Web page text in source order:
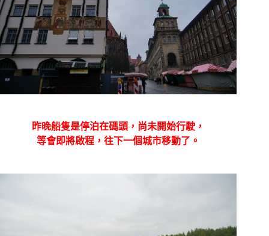
昨晚船隻是停泊在碼頭，尚未開始行駛，
等會即將啟程，往下一個城市移動了。